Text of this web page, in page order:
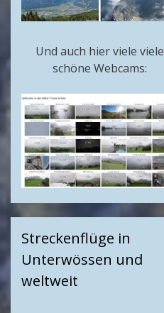
Und auch hier viele viele
schöne Webcams:
Streckenflüge in
Unterwössen und
weltweit